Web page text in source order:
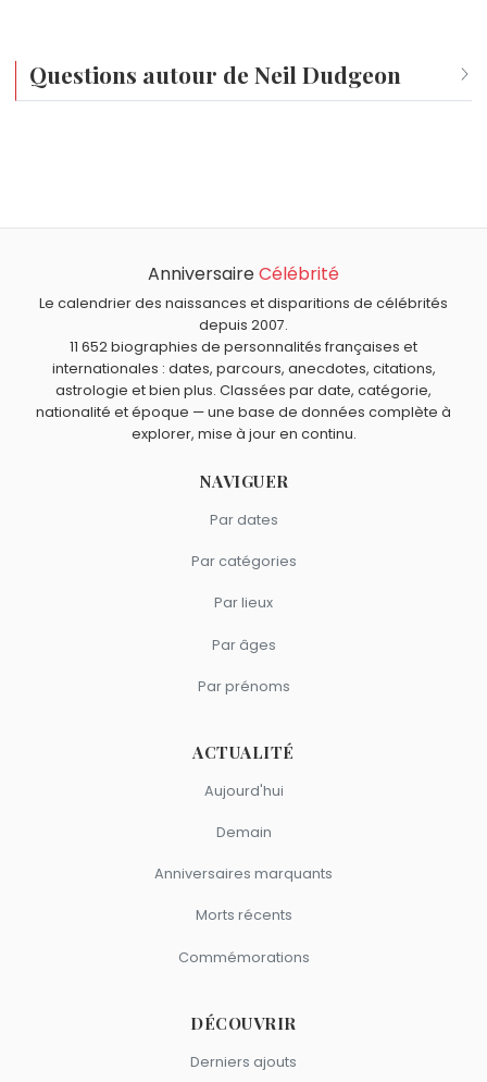
Questions autour de Neil Dudgeon
Robert Carlyle,Tim Roth,Iain Glen
Samantha Bondsont nés en 1961.
Quels acteurs britanniques sont du signe Capricorne
comme Neil Dudgeon ?
Rowan Atkinson Orlando Bloom,Anthony Hopkins ,
FiennesetMaggie Smith sont du signe Capricorne.
AnniversaireCélébrité
Le calendrier des naissances et disparitions de célébrités
depuis 2007.
11 652 biographies de personnalités françaises et
internationales : dates, parcours, anecdotes, citations,
astrologie et bien plus. Classées par date, catégorie,
nationalité et époque — une base de données complète à
explorer, mise à jour en continu.
NAVIGUER
Par dates
Par catégories
Par lieux
Par âges
Par prénoms
ACTUALITÉ
Aujourd'hui
Demain
Anniversaires marquants
Morts récents
Commémorations
DÉCOUVRIR
Derniers ajouts